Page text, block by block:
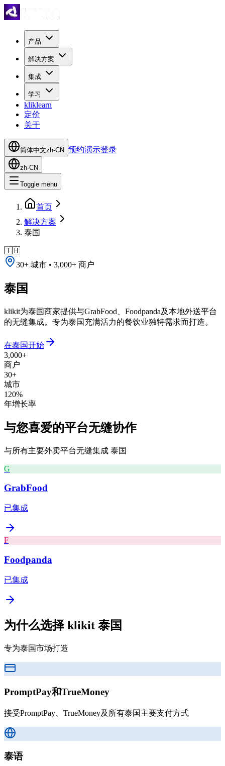
产品
解决方案
集成
学习
kliklearn
定价
关于
简体中文zh-CN 预约演示登录
zh-CN
Toggle menu
首页
解决方案
泰国
🇹🇭
30+ 城市 • 3,000+ 商户
泰国
klikit为泰国商家提供与GrabFood、Foodpanda及本地外送平台
的无缝集成。专为泰国充满活力的餐饮业独特需求而打造。
在泰国开始
3,000+
商户
30+
城市
120%
年增长率
与您喜爱的平台无缝协作
与所有主要外卖平台无缝集成 泰国
G
GrabFood
已集成
F
Foodpanda
已集成
为什么选择 klikit 泰国
专为泰国市场打造
PromptPay和TrueMoney
接受PromptPay、TrueMoney及所有泰国主要支付方式
泰语